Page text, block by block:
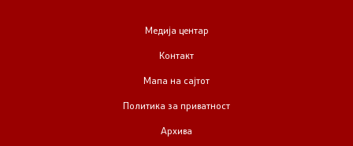
Медија центар
Контакт
Мапа на сајтот
Политика за приватност
Архива